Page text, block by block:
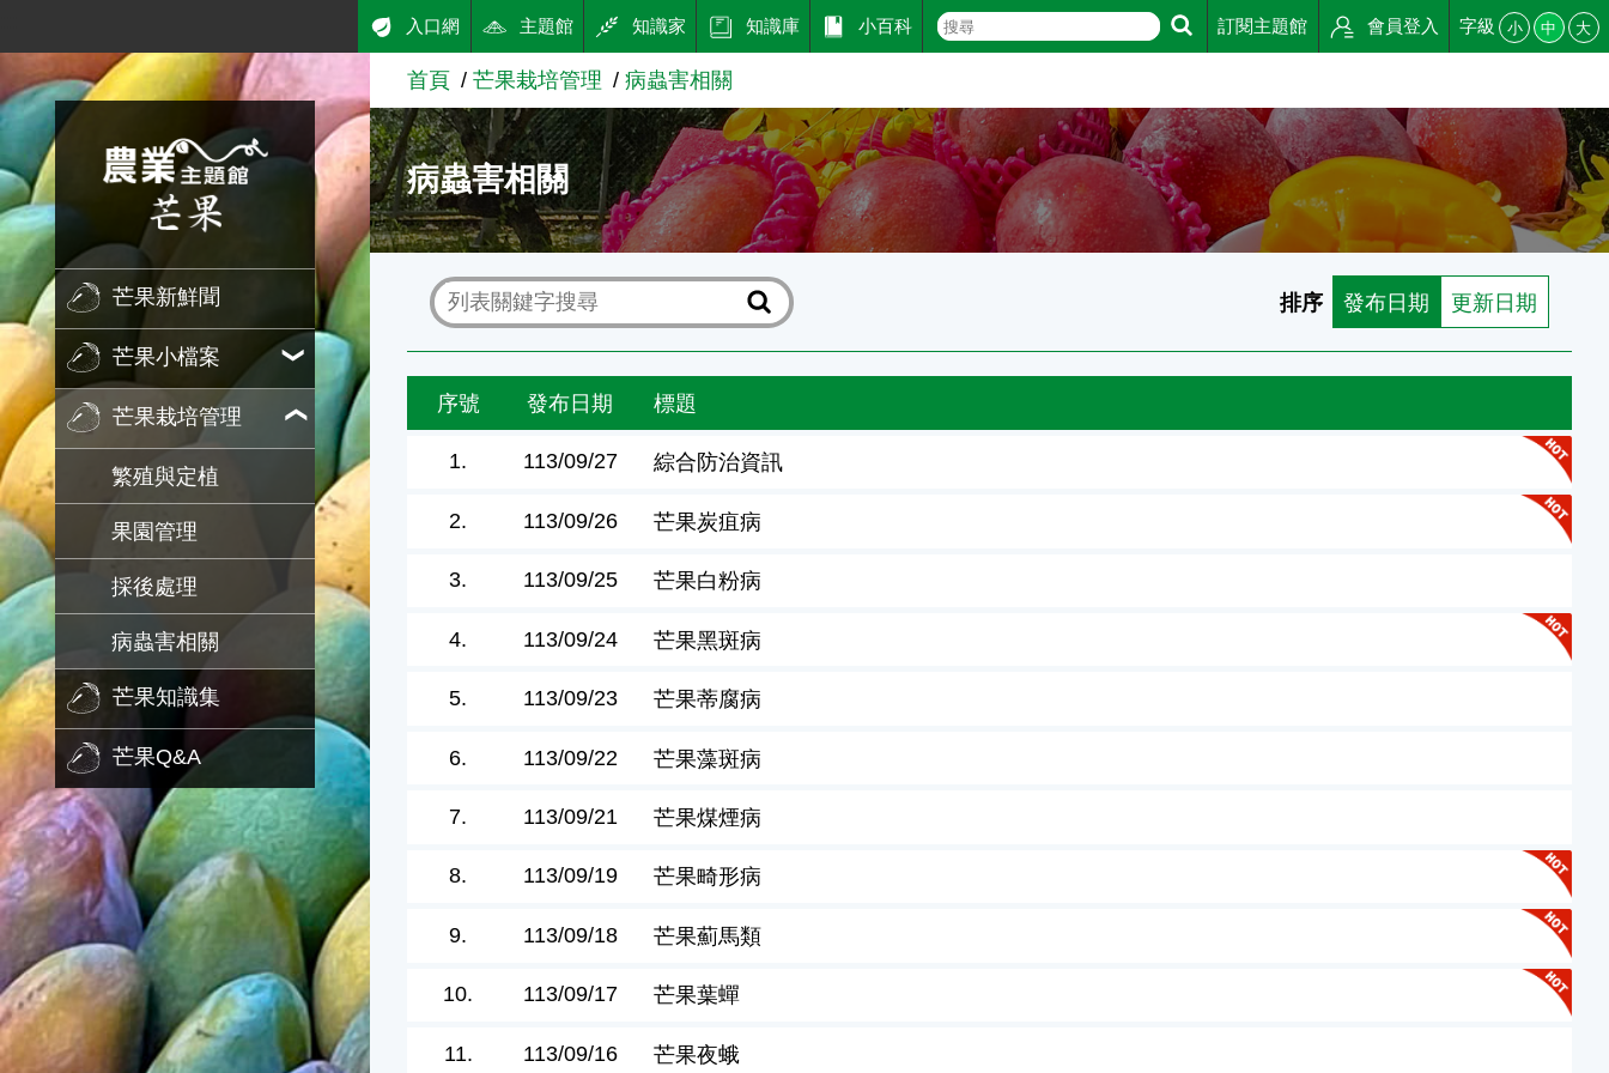
跳到主要內容
農業知識入口網
芒果新鮮聞
芒果小檔案
芒果栽培管理
繁殖與定植
果園管理
採後處理
病蟲害相關
芒果知識集
芒果Q&A
入口網 主題館 知識家 知識庫 小百科 訂閱主題館 會員登入 字級 小 中 大
首頁 芒果栽培管理 病蟲害相關
病蟲害相關
排序 發布日期 更新日期
序號 發布日期 標題
1. 113/09/27 綜合防治資訊
2. 113/09/26 芒果炭疽病
3. 113/09/25 芒果白粉病
4. 113/09/24 芒果黑斑病
5. 113/09/23 芒果蒂腐病
6. 113/09/22 芒果藻斑病
7. 113/09/21 芒果煤煙病
8. 113/09/19 芒果畸形病
9. 113/09/18 芒果薊馬類
10. 113/09/17 芒果葉蟬
11. 113/09/16 芒果夜蛾